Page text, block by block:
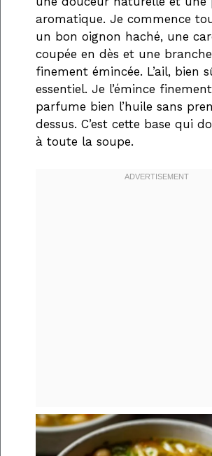
aromatique. Je commence
un bon oignon haché, une
coupée en dès et une
finement émincée. L’ail, bien
essentiel. Je l’émince
parfume bien l’huile sans
dessus. C’est cette base qui
à toute la soupe.